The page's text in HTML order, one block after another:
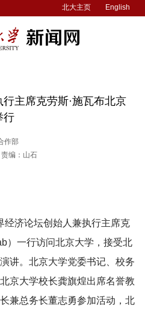
北大主页 English
主席克劳斯·施瓦布北京
行
作部
责编：山石
经济论坛创始人兼执行主席克
）一行访问北京大学，接受北
讲。北京大学党委书记、校务
京大学校长龚旗煌出席名誉教
兼总务长董志勇参加活动，北